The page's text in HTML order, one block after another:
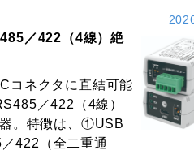
／422（4線）絶
コネクタに直結可能
／422（4線）
。特徴は、①USB
422（全二重通